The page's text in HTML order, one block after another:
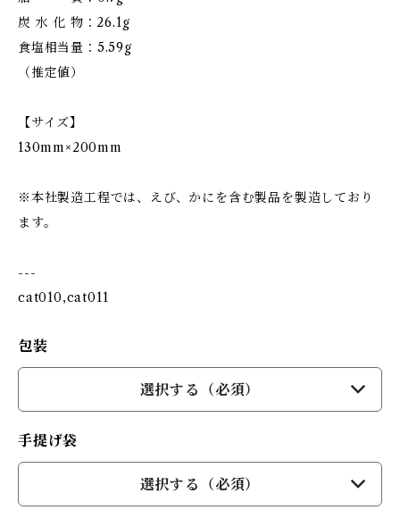
炭 水 化 物：26.1g
食塩相当量：5.59g
（推定値）
【サイズ】
130mm×200mm
※本社製造工程では、えび、かにを含む製品を製造しており
ます。
---
cat010,cat011
包装
選択する（必須）
手提げ袋
選択する（必須）